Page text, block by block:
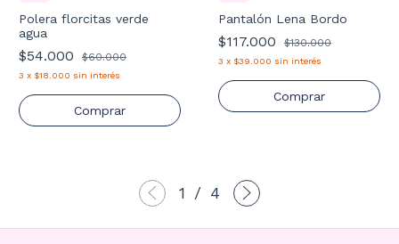
Polera florcitas verde
agua
$54.000 $60.000
3 x $18.000 sin interés
Comprar
Pantalón Lena Bordo
$117.000 $130.000
3 x $39.000 sin interés
Comprar
1 / 4